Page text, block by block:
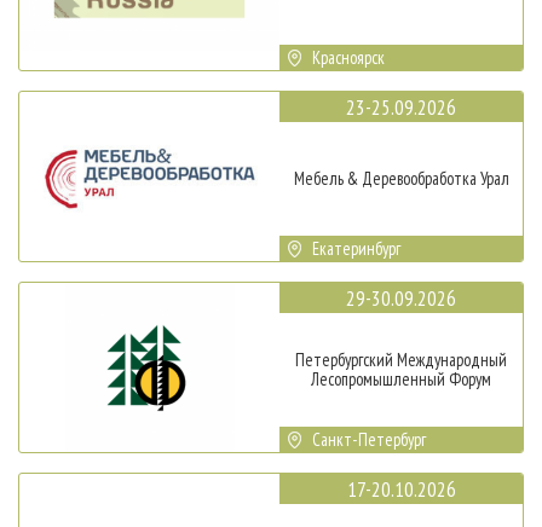
Красноярск
23-25.09.2026
Мебель & Деревообработка Урал
Екатеринбург
29-30.09.2026
Петербургский Международный
Лесопромышленный Форум
Санкт-Петербург
17-20.10.2026